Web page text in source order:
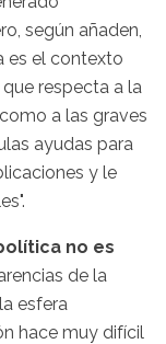
según añaden,
es el contexto
respecta a la
a las graves
ayudas para
y le
no es
de la
esfera
hace muy difícil